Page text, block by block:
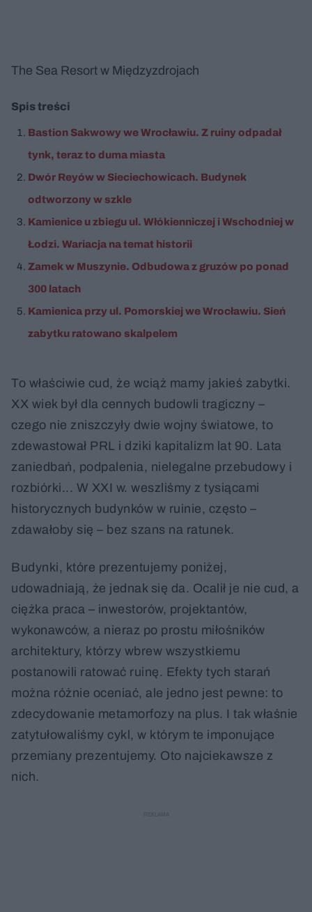
The Sea Resort w Międzyzdrojach
Spis treści
Bastion Sakwowy we Wrocławiu. Z ruiny odpadał
tynk, teraz to duma miasta
Dwór Reyów w Sieciechowicach. Budynek
odtworzony w szkle
Kamienice u zbiegu ul. Włókienniczej i Wschodniej w
Łodzi. Wariacja na temat historii
Zamek w Muszynie. Odbudowa z gruzów po ponad
300 latach
Kamienica przy ul. Pomorskiej we Wrocławiu. Sień
zabytku ratowano skalpelem
To właściwie cud, że wciąż mamy jakieś zabytki.
XX wiek był dla cennych budowli tragiczny –
czego nie zniszczyły dwie wojny światowe, to
zdewastował PRL i dziki kapitalizm lat 90. Lata
zaniedbań, podpalenia, nielegalne przebudowy i
rozbiórki... W XXI w. weszliśmy z tysiącami
historycznych budynków w ruinie, często –
zdawałoby się – bez szans na ratunek.
Budynki, które prezentujemy poniżej,
udowadniają, że jednak się da. Ocalił je nie cud, a
ciężka praca – inwestorów, projektantów,
wykonawców, a nieraz po prostu miłośników
architektury, którzy wbrew wszystkiemu
postanowili ratować ruinę. Efekty tych starań
można różnie oceniać, ale jedno jest pewne: to
zdecydowanie metamorfozy na plus. I tak właśnie
zatytułowaliśmy cykl, w którym te imponujące
przemiany prezentujemy. Oto najciekawsze z
nich.